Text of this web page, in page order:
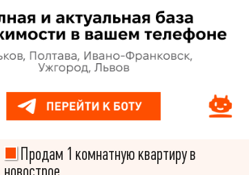
Продам 1 комнатную квартиру в